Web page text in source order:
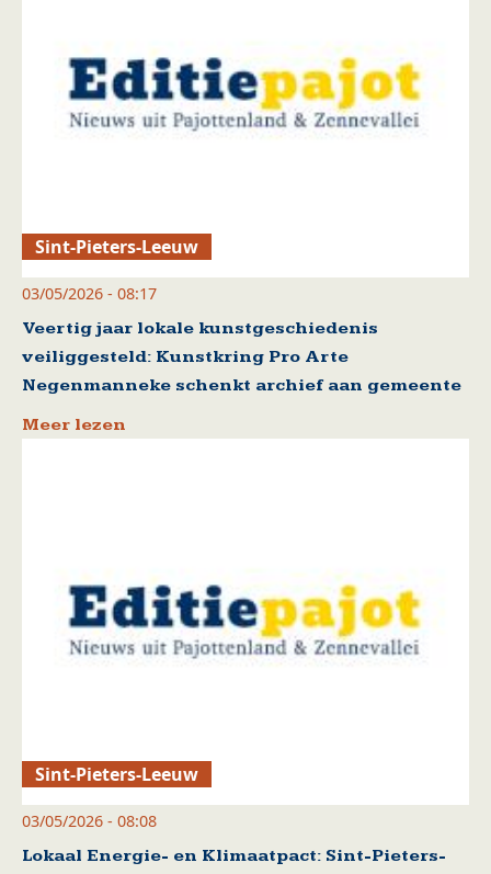
Sint-Pieters-Leeuw
03/05/2026 - 08:17
Veertig jaar lokale kunstgeschiedenis
veiliggesteld: Kunstkring Pro Arte
Negenmanneke schenkt archief aan gemeente
Meer lezen
Sint-Pieters-Leeuw
03/05/2026 - 08:08
Lokaal Energie- en Klimaatpact: Sint-Pieters-